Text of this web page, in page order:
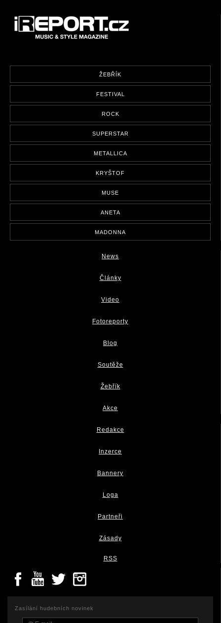
ŽEBŘÍK
FESTIVAL
ROCK
SUPERSTAR
METALLICA
KRYŠTOF
MUSE
ANETA
MADONNA
News
Články
Video
Fotoreporty
Blog
Soutěže
Žebřík
Akce
Redakce
Inzerce
Bannery
Loga
Partneři
Zásady
RSS
Zasílání hudebních novinek